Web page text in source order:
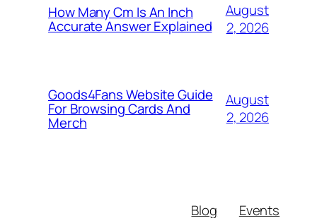
How Many Cm Is An Inch
Accurate Answer Explained
August
2, 2026
Goods4Fans Website Guide
For Browsing Cards And
Merch
August
2, 2026
Blog Events